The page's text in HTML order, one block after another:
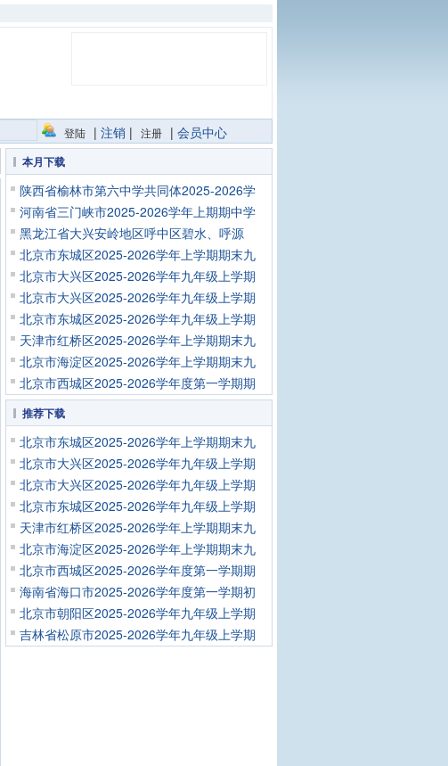
登陆 | 注销 | 注册 | 会员中心
本月下载
陕西省榆林市第六中学共同体2025-2026学
河南省三门峡市2025-2026学年上期期中学
黑龙江省大兴安岭地区呼中区碧水、呼源
北京市东城区2025-2026学年上学期期末九
北京市大兴区2025-2026学年九年级上学期
北京市大兴区2025-2026学年九年级上学期
北京市东城区2025-2026学年九年级上学期
天津市红桥区2025-2026学年上学期期末九
北京市海淀区2025-2026学年上学期期末九
北京市西城区2025-2026学年度第一学期期
推荐下载
北京市东城区2025-2026学年上学期期末九
北京市大兴区2025-2026学年九年级上学期
北京市大兴区2025-2026学年九年级上学期
北京市东城区2025-2026学年九年级上学期
天津市红桥区2025-2026学年上学期期末九
北京市海淀区2025-2026学年上学期期末九
北京市西城区2025-2026学年度第一学期期
海南省海口市2025-2026学年度第一学期初
北京市朝阳区2025-2026学年九年级上学期
吉林省松原市2025-2026学年九年级上学期